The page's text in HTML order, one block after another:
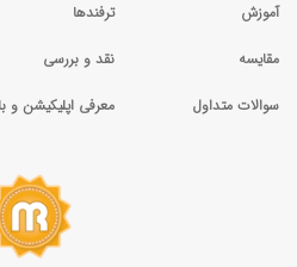
آموزش ترفندها
مقایسه نقد و بررسی
سوالات متداول معرفی اپلیکیشن و